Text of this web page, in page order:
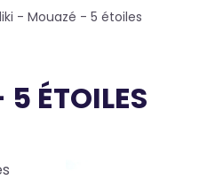
- Mouazé - 5 étoiles
ÉTOILES